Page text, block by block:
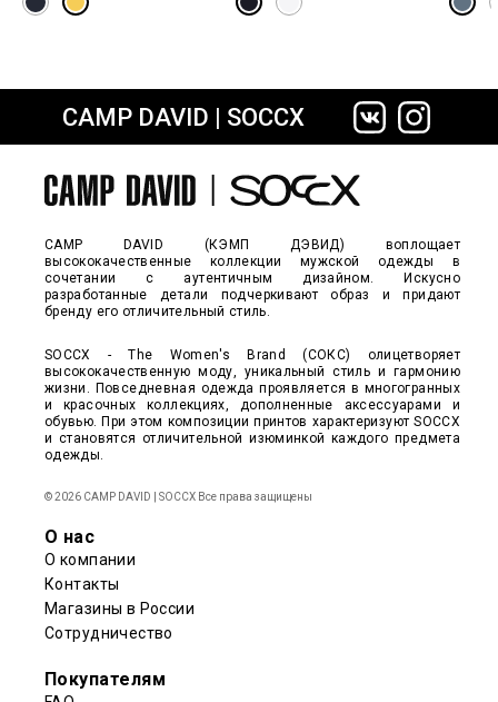
сайте СДЭК
CAMP DAVID | SOCCX
CAMP DAVID (КЭМП ДЭВИД) воплощает
высококачественные коллекции мужской одежды в
сочетании с аутентичным дизайном. Искусно
разработанные детали подчеркивают образ и придают
бренду его отличительный стиль.
SOCCX - The Women's Brand (СОКС) олицетворяет
высококачественную моду, уникальный стиль и гармонию
жизни. Повседневная одежда проявляется в многогранных
и красочных коллекциях, дополненные аксессуарами и
обувью. При этом композиции принтов характеризуют SOCCX
и становятся отличительной изюминкой каждого предмета
одежды.
© 2026 CAMP DAVID | SOCCX Все права защищены
О нас
О компании
Контакты
Магазины в России
Сотрудничество
Покупателям